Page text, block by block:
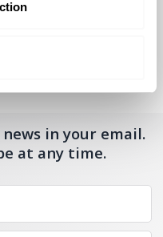
in your email.
at any time.